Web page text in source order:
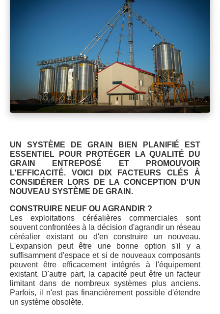
UN SYSTÈME DE GRAIN BIEN PLANIFIÉ EST
ESSENTIEL POUR PROTÉGER LA QUALITÉ DU
GRAIN ENTREPOSÉ ET PROMOUVOIR
L'EFFICACITÉ. VOICI DIX FACTEURS CLÉS À
CONSIDÉRER LORS DE LA CONCEPTION D'UN
NOUVEAU SYSTÈME DE GRAIN.
CONSTRUIRE NEUF OU AGRANDIR ?
Les exploitations céréalières commerciales sont
souvent confrontées à la décision d'agrandir un réseau
céréalier existant ou d'en construire un nouveau.
L'expansion peut être une bonne option s'il y a
suffisamment d'espace et si de nouveaux composants
peuvent être efficacement intégrés à l'équipement
existant. D'autre part, la capacité peut être un facteur
limitant dans de nombreux systèmes plus anciens.
Parfois, il n'est pas financièrement possible d'étendre
un système obsolète.